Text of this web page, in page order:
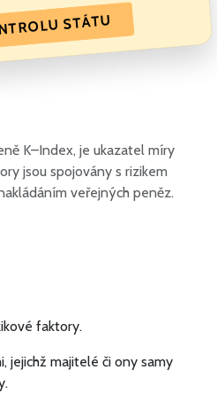
STÁTU
K–Index, je ukazatel míry
jsou spojovány s rizikem
veřejných peněz.
faktory.
jejichž majitelé či ony samy